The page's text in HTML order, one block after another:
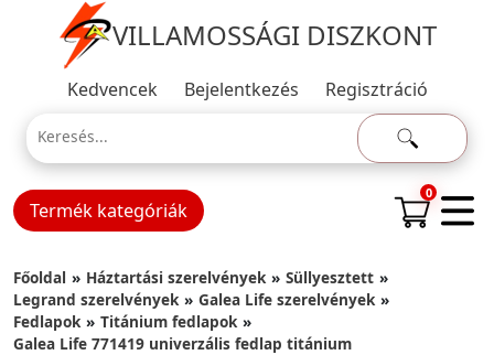
VILLAMOSSÁGI DISZKONT
Kedvencek Bejelentkezés Regisztráció
Termék kategóriák
0
Főoldal Háztartási szerelvények
Süllyesztett
Legrand szerelvények
Galea Life szerelvények
Fedlapok
Titánium fedlapok
Galea Life 771419 univerzális fedlap titánium